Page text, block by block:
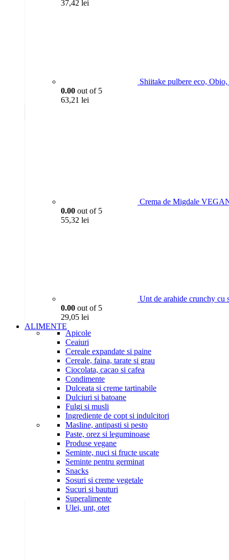
37,42 lei
Shiitake pulbere eco,
0.00 out of 5
63,21 lei
Crema de Migdale
0.00 out of 5
55,32 lei
Unt de arahide crunchy cu
0.00 out of 5
29,05 lei
ALIMENTE
Apicole
Ceaiuri
Cereale expandate si paine
Cereale, faina, tarate si grau
Ciocolata, cacao si cafea
Condimente
Dulceata si creme tartinabile
Dulciuri si batoane
Fulgi si musli
Ingrediente de copt si indulcitori
Masline, antipasti si pesto
Paste, orez si leguminoase
Produse vegane
Seminte, nuci si fructe uscate
Seminte pentru germinat
Snacks
Sosuri si creme vegetale
Sucuri si bauturi
Superalimente
Ulei, unt, otet